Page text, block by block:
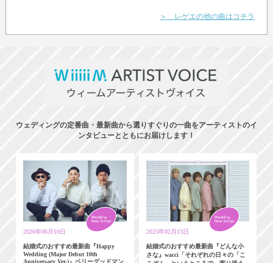
＞ レゲエの他の曲はコチラ
ウェディングの定番曲・最新曲から選りすぐりの一曲をアーティストのイ
ンタビューとともにお届けします！
2026年06月10日
結婚式のおすすめ最新曲『Happy
Wedding (Major Debut 10th
Anniversary Ver.)』ベリーグッドマン
2025年02月13日
結婚式のおすすめ最新曲『どんな小
さな』wacci「それぞれの日々の「こ